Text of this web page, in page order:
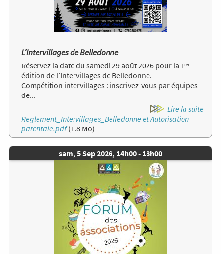
L’Intervillages de Belledonne
Réservez la date du samedi 29 août 2026 pour la 1ʳᵉ
édition de l’Intervillages de Belledonne.
Compétition intervillages : inscrivez-vous par équipes
de...
Lire la suite
Document
Reglement_Intervillages_Belledonne et Autorisation
parentale.pdf (1.8 Mo)
de
sam, 5 Sep 2026, 14h00- 18h00